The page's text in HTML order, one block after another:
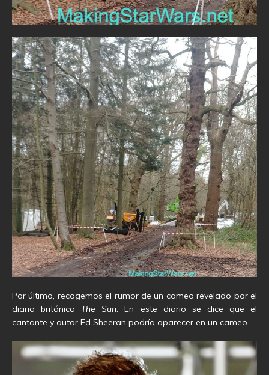
Por último, recogemos el rumor de un cameo revelado por el
diario británicoThe Sun . En este diario se dice que el
cantante y autor Ed Sheeran podría aparecer en un cameo.